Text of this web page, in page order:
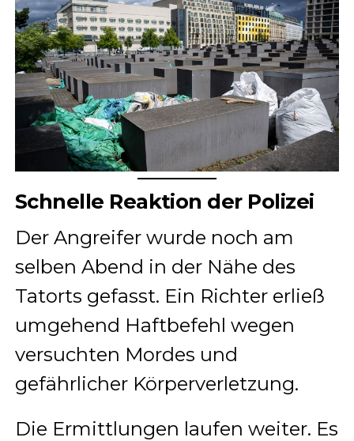
Schnelle Reaktion der Polizei
Der Angreifer wurde noch am
selben Abend in der Nähe des
Tatorts gefasst. Ein Richter erließ
umgehend Haftbefehl wegen
versuchten Mordes und
gefährlicher Körperverletzung.
Die Ermittlungen laufen weiter. Es